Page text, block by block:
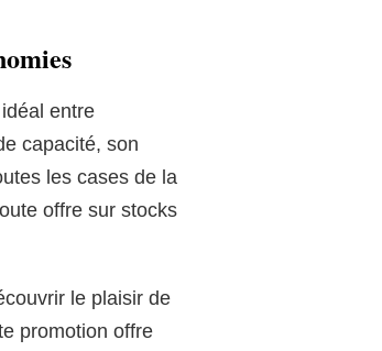
entre
capacité, son
les cases de la
offre sur stocks
le plaisir de
promotion offre